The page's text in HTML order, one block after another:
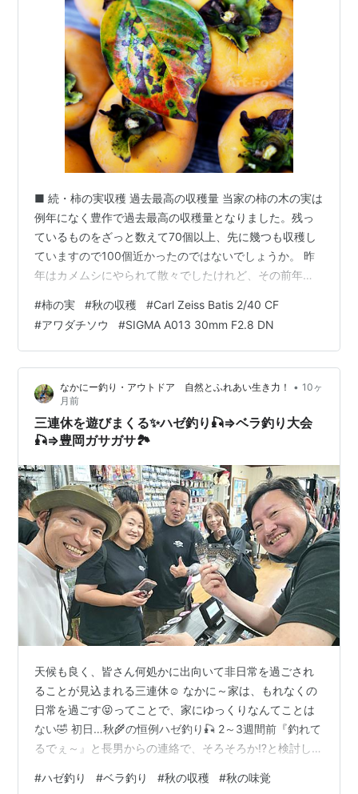
■ 続・柿の実収穫 過去最高の収穫量 当家の柿の木の実は
例年になく豊作で過去最高の収穫量となりました。残っ
ているものをざっと数えて70個以上、先に幾つも収穫し
ていますので100個近かったのではないでしょうか。 昨
年はカメムシにやられて散々でしたけれど、その前年に
したのも楽しい思い出です。 たくさん実った柿の実 Carl
Zeiss Batis 2/40 CF SONY α7RM5昨年の強剪定が功を
奏したのか花もたくさん咲きましたし、またカメムシ被
害に懲りて消毒を二度ほどしっかり行ったのもよかった
のでしょう、すくすくと育った柿の実はこれまでにな…
#柿の実 #秋の収穫 #Carl Zeiss Batis 2/40 CF
#アワダチソウ #SIGMA A013 30mm F2.8 DN
なかにー釣り・アウトドア 自然とふれあい生き力！ • 10ヶ
月前
三連休を遊びまくる✨ハゼ釣り🎣⇒ベラ釣り大会
🎣⇒豊岡ガサガサ🏞️
天候も良く、皆さん何処かに出向いて非日常を過ごされ
ることが見込まれる三連休☺️ なかに～家は、もれなくの
日常を過ごす😝ってことで、家にゆっくりなんてことは
ない🤣 初日…秋🌾の恒例ハゼ釣り🎣 2～3週間前『釣れて
るでぇ～』と長男からの連絡で、そろそろか⁉️と検討して
便乗する👀とのことで 再会の長女家族🤗元気そうで何よ
#ハゼ釣り #ベラ釣り #秋の収穫 #秋の味覚